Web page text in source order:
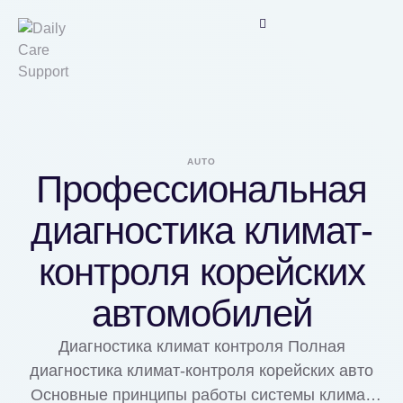
AUTO
Профессиональная
диагностика климат-
контроля корейских
автомобилей
Диагностика климат контроля Полная
диагностика климат-контроля корейских авто
Основные принципы работы системы климат